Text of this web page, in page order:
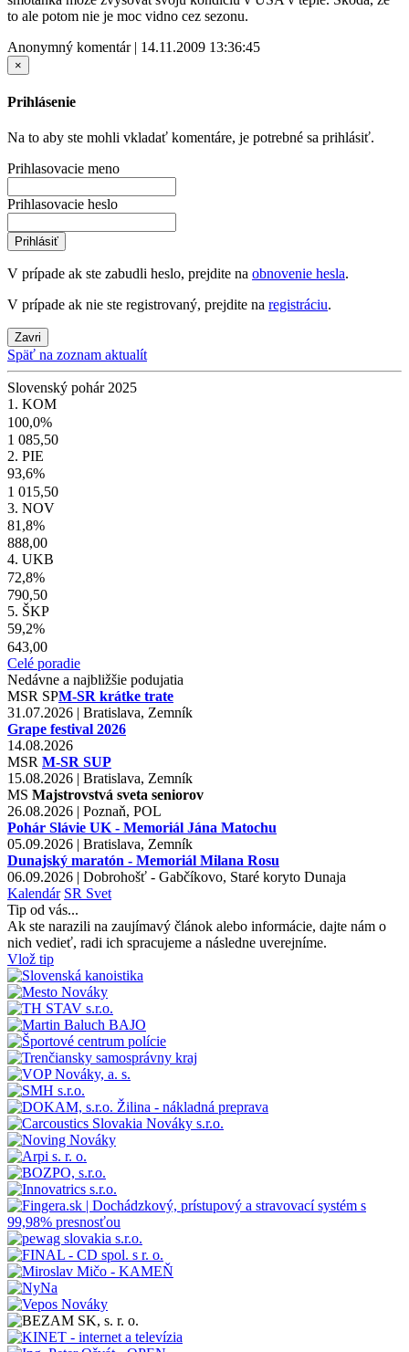
to ale potom nie je moc vidno cez sezonu.
Anonymný komentár | 14.11.2009 13:36:45
×
Prihlásenie
Na to aby ste mohli vkladať komentáre, je potrebné sa prihlásiť.
Prihlasovacie meno
Prihlasovacie heslo
Prihlásiť
V prípade ak ste zabudli heslo, prejdite na obnovenie hesla.
V prípade ak nie ste registrovaný, prejdite na registráciu.
Zavri
Späť na zoznam aktualít
Slovenský pohár 2025
1. KOM
100,0%
1 085,50
2. PIE
93,6%
1 015,50
3. NOV
81,8%
888,00
4. UKB
72,8%
790,50
5. ŠKP
59,2%
643,00
Celé poradie
Nedávne a najbližšie podujatia
MSR SPM-SR krátke trate
31.07.2026 | Bratislava, Zemník
Grape festival 2026
14.08.2026
MSR M-SR SUP
15.08.2026 | Bratislava, Zemník
MS Majstrovstvá sveta seniorov
26.08.2026 | Poznaň, POL
Pohár Slávie UK - Memoriál Jána Matochu
05.09.2026 | Bratislava, Zemník
Dunajský maratón - Memoriál Milana Rosu
06.09.2026 | Dobrohošť - Gabčíkovo, Staré koryto Dunaja
Kalendár SR Svet
Tip od vás...
Ak ste narazili na zaujímavý článok alebo informácie, dajte nám o
nich vedieť, radi ich spracujeme a následne uverejníme.
Vlož tip